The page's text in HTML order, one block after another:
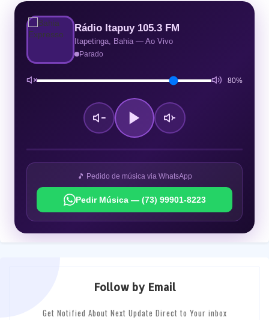
Rádio Itapuy 105.3 FM
Itapetinga, Bahia — Ao Vivo
Parado
80%
🎵 Pedido de música via WhatsApp
Pedir Música — (73) 99901-8223
Follow by Email
Get Notified About Next Update Direct to Your inbox